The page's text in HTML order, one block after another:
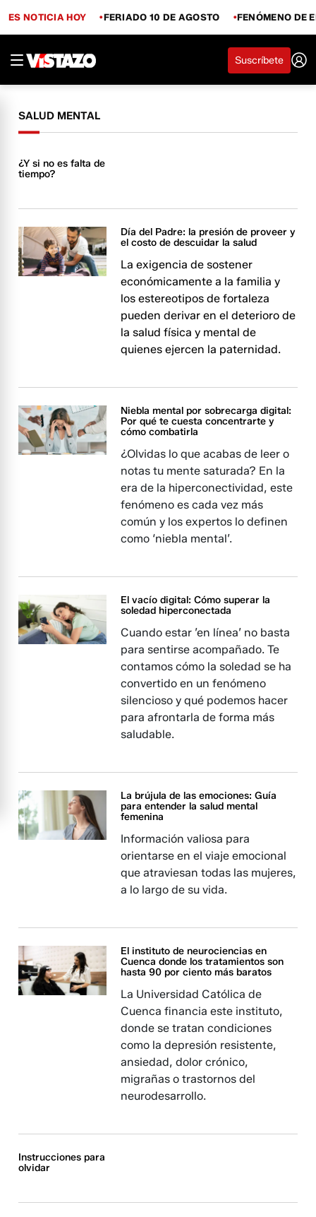
ES NOTICIA HOY FERIADO 10 DE AGOSTO FENÓMENO DE
Suscríbete
SALUD MENTAL
¿Y si no es falta de
tiempo?
Día del Padre: la presión de proveer y
el costo de descuidar la salud
La exigencia de sostener
económicamente a la familia y
los estereotipos de fortaleza
pueden derivar en el deterioro de
la salud física y mental de
quienes ejercen la paternidad.
Niebla mental por sobrecarga digital:
Por qué te cuesta concentrarte y
cómo combatirla
¿Olvidas lo que acabas de leer o
notas tu mente saturada? En la
era de la hiperconectividad, este
fenómeno es cada vez más
común y los expertos lo definen
como ‘niebla mental’.
El vacío digital: Cómo superar la
soledad hiperconectada
Cuando estar ’en línea’ no basta
para sentirse acompañado. Te
contamos cómo la soledad se ha
convertido en un fenómeno
silencioso y qué podemos hacer
para afrontarla de forma más
saludable.
La brújula de las emociones: Guía
para entender la salud mental
femenina
Información valiosa para
orientarse en el viaje emocional
que atraviesan todas las mujeres,
a lo largo de su vida.
El instituto de neurociencias en
Cuenca donde los tratamientos son
hasta 90 por ciento más baratos
La Universidad Católica de
Cuenca financia este instituto,
donde se tratan condiciones
como la depresión resistente,
ansiedad, dolor crónico,
migrañas o trastornos del
neurodesarrollo.
Instrucciones para
olvidar